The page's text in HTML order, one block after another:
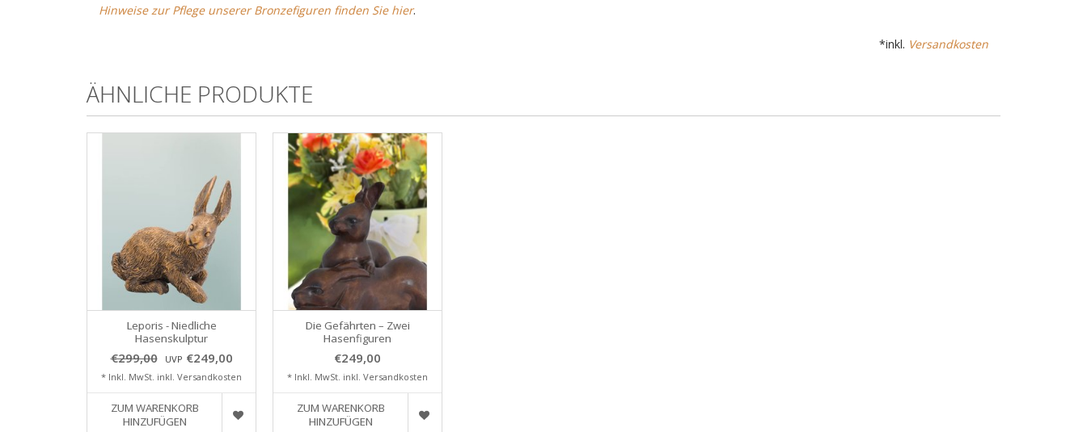
Hinweise zur Pflege unserer Bronzefiguren finden Sie hier.
*inkl. Versandkosten
ÄHNLICHE PRODUKTE
Leporis - Niedliche
Hasenskulptur
€299,00 UVP €249,00
* Inkl. MwSt. inkl. Versandkosten
ZUM WARENKORB
HINZUFÜGEN
Die Gefährten – Zwei
Hasenfiguren
€249,00
* Inkl. MwSt. inkl. Versandkosten
ZUM WARENKORB
HINZUFÜGEN